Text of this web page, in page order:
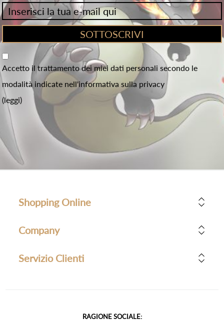
Accetto il trattamento dei miei dati personali secondo le
modalità indicate nell'informativa sulla privacy
(leggi)
Shopping Online
Company
Servizio Clienti
RAGIONE SOCIALE: